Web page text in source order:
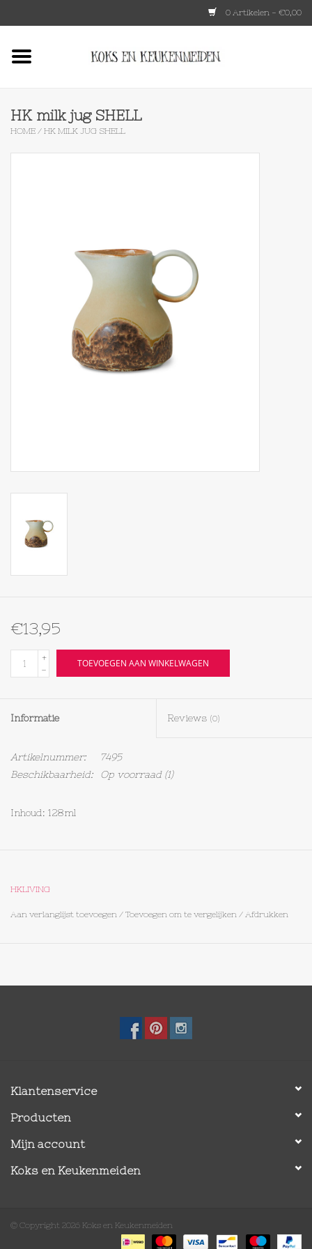
0 Artikelen - €0,00
Keukenspullen
Food
Boeken
Textiel
Olieflessen
HK milk jug SHELL
HOME / HK MILK JUG SHELL
€13,95
+
-
TOEVOEGEN AAN WINKELWAGEN
Informatie Reviews (0)
Artikelnummer:
7495
Beschikbaarheid:
Op voorraad(1)
Inhoud: 128ml
HKLIVING
Aan verlanglijst toevoegen / Toevoegen om te vergelijken / Afdrukken
Klantenservice
Producten
Mijn account
Koks en Keukenmeiden
© Copyright 2026 Koks en Keukenmeiden